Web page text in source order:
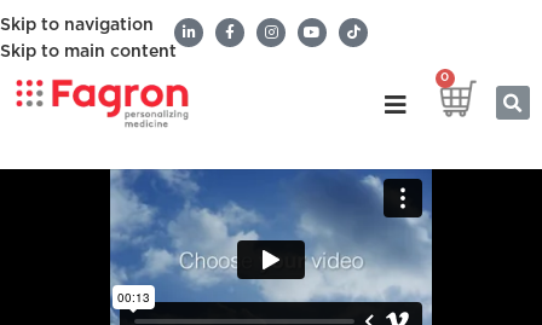
Skip to navigation
Skip to main content
0